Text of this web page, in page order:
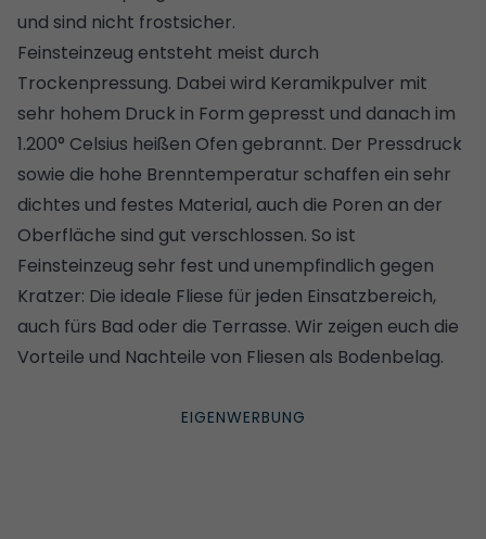
und sind nicht frostsicher.
Feinsteinzeug entsteht meist durch
Trockenpressung. Dabei wird Keramikpulver mit
sehr hohem Druck in Form gepresst und danach im
1.200° Celsius heißen Ofen gebrannt. Der Pressdruck
sowie die hohe Brenntemperatur schaffen ein sehr
dichtes und festes Material, auch die Poren an der
Oberfläche sind gut verschlossen. So ist
Feinsteinzeug sehr fest und unempfindlich gegen
Kratzer: Die ideale Fliese für jeden Einsatzbereich,
auch fürs Bad oder die Terrasse. Wir zeigen euch die
Vorteile und Nachteile von Fliesen als Bodenbelag.